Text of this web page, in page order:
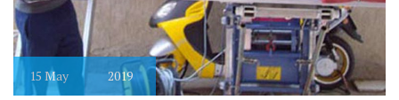
15 May 2019